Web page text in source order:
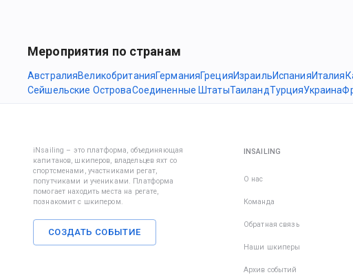
Мероприятия по странам
АвстралияВеликобританияГерманияГрецияИзраильИспанияИталия
Сейшельские ОстроваСоединенные ШтатыТаиландТурцияУкраина
iNsailing – это платформа, объединяющая
капитанов, шкиперов, владельцев яхт со
спортсменами, участниками регат,
попутчиками и учениками. Платформа
помогает находить места на регате,
познакомит с шкипером.
СОЗДАТЬ СОБЫТИЕ
INSAILING
О нас
Команда
Обратная связь
Наши шкиперы
Архив событий